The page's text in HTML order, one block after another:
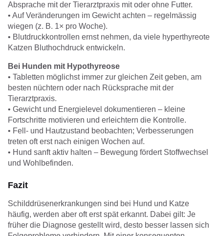
Absprache mit der Tierarztpraxis mit oder ohne Futter.
• Auf Veränderungen im Gewicht achten – regelmässig
wiegen (z. B. 1× pro Woche).
• Blutdruckkontrollen ernst nehmen, da viele hyperthyreote
Katzen Bluthochdruck entwickeln.
Bei Hunden mit Hypothyreose
• Tabletten möglichst immer zur gleichen Zeit geben, am
besten nüchtern oder nach Rücksprache mit der
Tierarztpraxis.
• Gewicht und Energielevel dokumentieren – kleine
Fortschritte motivieren und erleichtern die Kontrolle.
• Fell- und Hautzustand beobachten; Verbesserungen
treten oft erst nach einigen Wochen auf.
• Hund sanft aktiv halten – Bewegung fördert Stoffwechsel
und Wohlbefinden.
Fazit
Schilddrüsenerkrankungen sind bei Hund und Katze
häufig, werden aber oft erst spät erkannt. Dabei gilt: Je
früher die Diagnose gestellt wird, desto besser lassen sich